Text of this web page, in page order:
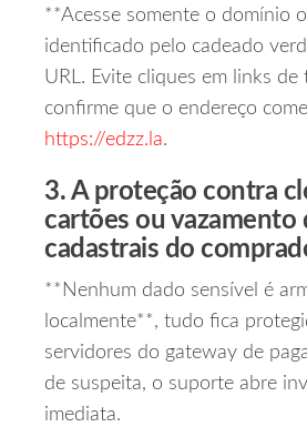
**Acesse somente o domínio
identificado pelo cadeado
URL. Evite cliques em links de
confirme que o endereço
https://edzz.la.
3. A proteção contra
cartões ou vazamento
cadastrais do
**Nenhum dado sensível é
localmente**, tudo fica
servidores do gateway de
de suspeita, o suporte abre
imediata.